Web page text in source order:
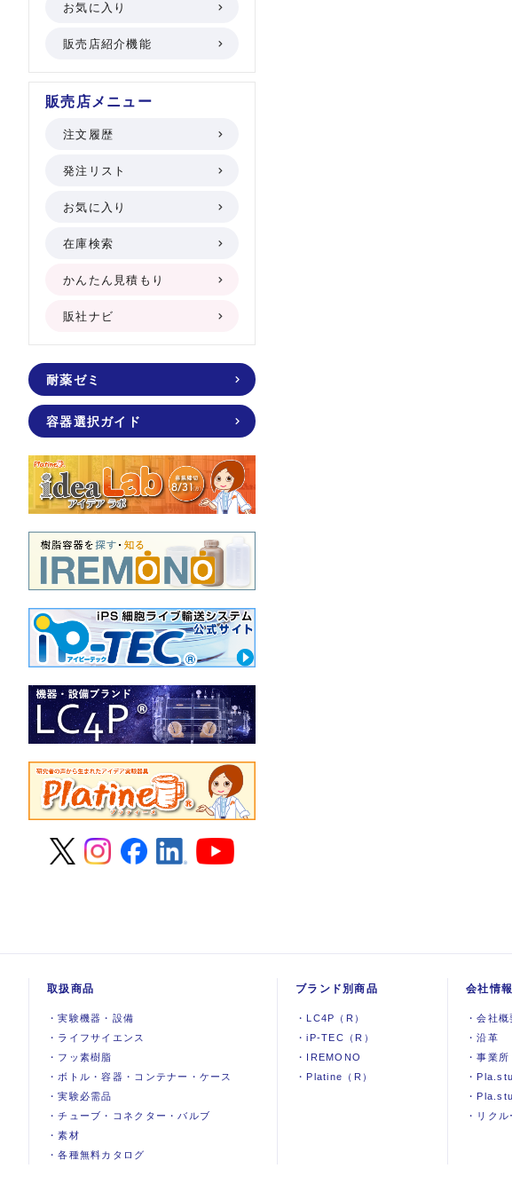
お気に入り
販売店紹介機能
販売店メニュー
注文履歴
発注リスト
お気に入り
在庫検索
かんたん見積もり
販社ナビ
耐薬ゼミ
容器選択ガイド
取扱商品
・実験機器 ・ 設備
・ ライフサイエンス
・ フッ素樹脂
・ ボトル・容器・コンテナー・ケース
・実験必需品
・チューブ・コネクター・バルブ
・素材
・各種無料カタログ
ブランド別商品
・ LC4P（R）
・iP-TEC（R）
・ IREMONO
・ Platine（R）
会社情報
・会社概
・沿革
・事業所
・
・
・ リクル